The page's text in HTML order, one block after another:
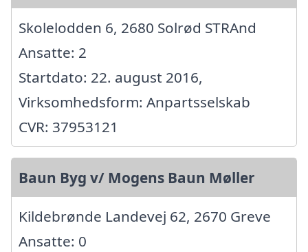
Skolelodden 6, 2680 Solrød STRAnd
Ansatte: 2
Startdato: 22. august 2016,
Virksomhedsform: Anpartsselskab
CVR: 37953121
Baun Byg v/ Mogens Baun Møller
Kildebrønde Landevej 62, 2670 Greve
Ansatte: 0